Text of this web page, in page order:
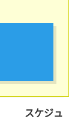
スケジュー